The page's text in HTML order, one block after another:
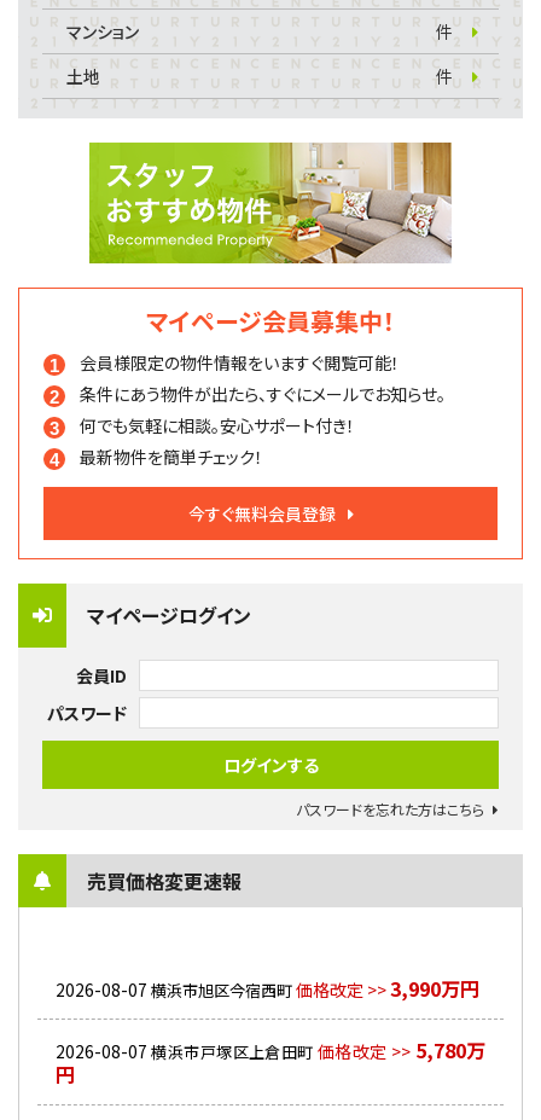
マンション
件
土地
件
マイページ会員募集中！
会員様限定の物件情報をいますぐ閲覧可能！
条件にあう物件が出たら、すぐにメールでお知らせ。
何でも気軽に相談。安心サポート付き！
最新物件を簡単チェック！
今すぐ無料会員登録
マイページログイン
会員ID
パスワード
パスワードを忘れた方はこちら
売買価格変更速報
2026-08-07 横浜市旭区今宿西町価格改定 >>3,990万円
2026-08-07 横浜市戸塚区上倉田町 価格改定 >> 5,780万
円